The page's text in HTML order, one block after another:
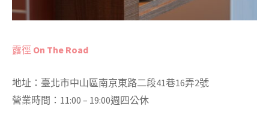
露徑 On The Road
地址：臺北市中山區南京東路二段41巷16弄2號
營業時間：11:00 – 19:00週四公休